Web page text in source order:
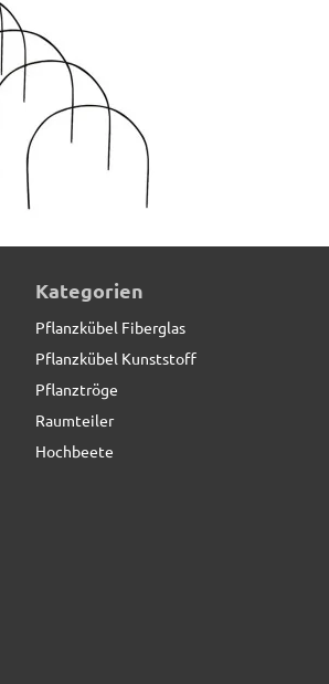
Kategorien
Pflanzkübel Fiberglas
Pflanzkübel Kunststoff
Pflanztröge
Raumteiler
Hochbeete